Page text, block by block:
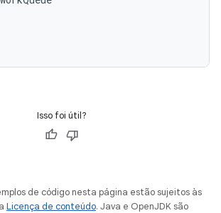
Isso foi útil?
de código nesta página estão sujeitos às
Licença de conteúdo. Java e OpenJDK são